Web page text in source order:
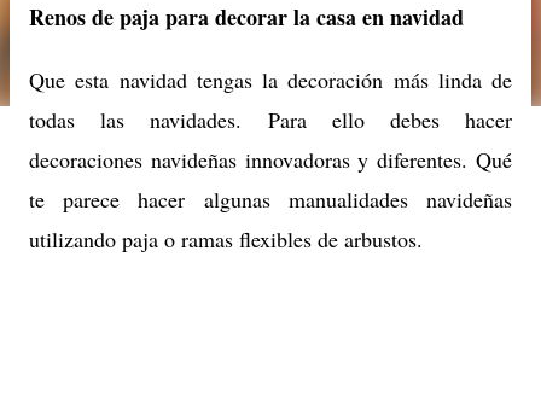
Renos de paja para decorar la casa en navidad
Que esta navidad tengas la decoración más linda de
todas las navidades. Para ello debes hacer
decoraciones navideñas innovadoras y diferentes. Qué
te parece hacer algunas manualidades navideñas
utilizando paja o ramas flexibles de arbustos.